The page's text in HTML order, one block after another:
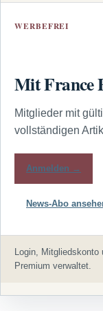
WERBEFREI
Mit France
Mitglieder mit
vollständigen
Anmelden →
News-Abo
Login, Mitgliedskonto
Premium verwaltet.